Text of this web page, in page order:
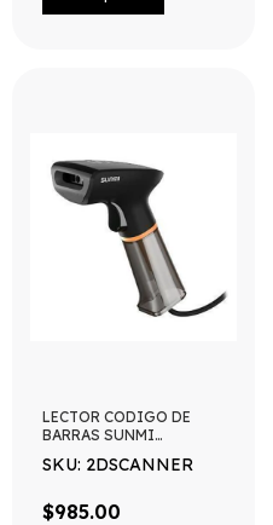
LECTOR CODIGO DE
BARRAS SUNMI
PLAY CON BASE
SKU: 2DSCANNER
$985.00